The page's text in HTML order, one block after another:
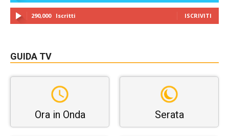
290,000 Iscritti ISCRIVITI
GUIDA TV
Ora in Onda Serata